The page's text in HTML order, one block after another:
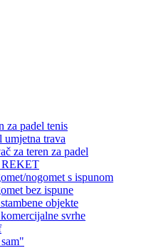
za padel tenis
umjetna trava
za teren za padel
nogomet s ispunom
bez ispune
objekte
svrhe